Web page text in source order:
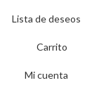
Lista de deseos
Carrito
Mi cuenta